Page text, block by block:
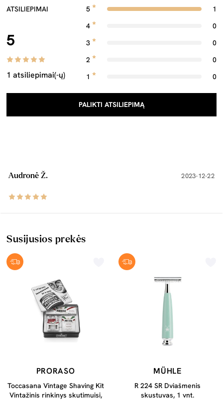
ATSILIEPIMAI
5
1 atsiliepimai(-ų)
5
1
4
0
3
0
2
0
1
0
PALIKTI ATSILIEPIMĄ
Audronė Ž. 2023-12-22
Susijusios prekės
PRORASO
Toccasana Vintage Shaving Kit
Vintažinis rinkinys skutimuisi,
MÜHLE
R 224 SR Dviašmenis
skustuvas, 1 vnt.